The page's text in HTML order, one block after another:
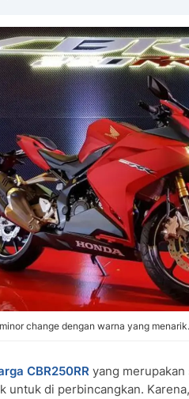
change dengan warna yang
CBR250RR yang
untuk di perbincangkan. Karena,